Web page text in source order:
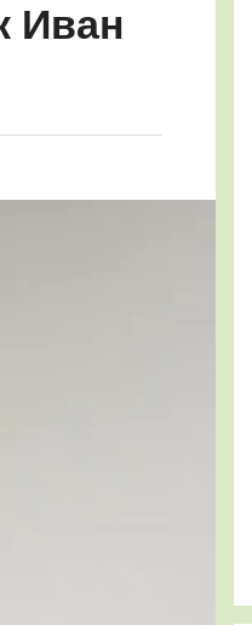
Иван